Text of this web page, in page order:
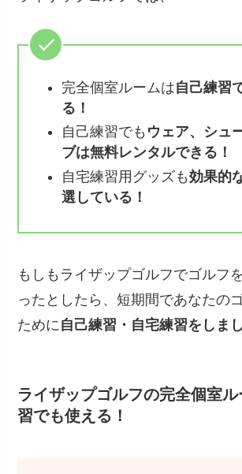
完全個室ルームは自己練習
る！
自己練習でも ウェア、シュ
ブは無料レンタルできる！
自宅練習用グッズも効果的
選している！
もしもライザップゴルフでゴルフ
ったとしたら、短期間であなたの
ために自己練習・自宅練習をしま
ライザップゴルフの完全個室
習でも使える！